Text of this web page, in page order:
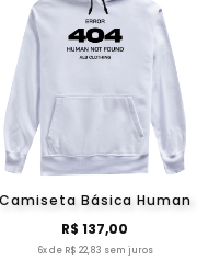
Camiseta Básica Human
R$ 137,00
6x de R$ 22,83 sem juros